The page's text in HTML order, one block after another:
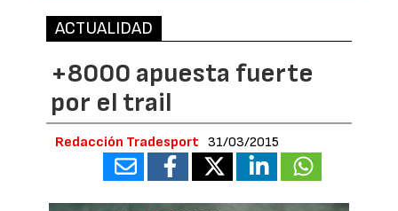
ACTUALIDAD
+8000 apuesta fuerte
por el trail
Redacción Tradesport 31/03/2015